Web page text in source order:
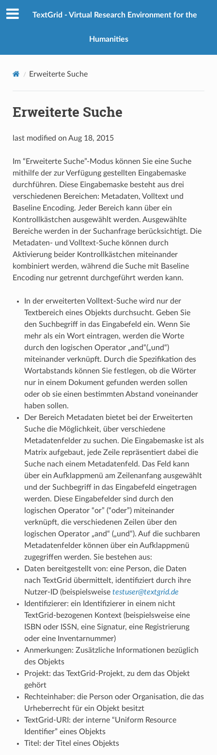
TextGrid - Virtual Research Environment for the
Humanities
Erweiterte Suche
Erweiterte Suche
last modified on Aug 18, 2015
Im “Erweiterte Suche”-Modus können Sie eine Suche
mithilfe der zur Verfügung gestellten Eingabemaske
durchführen. Diese Eingabemaske besteht aus drei
verschiedenen Bereichen: Metadaten, Volltext und
Baseline Encoding. Jeder Bereich kann über ein
Kontrollkästchen ausgewählt werden. Ausgewählte
Bereiche werden in der Suchanfrage berücksichtigt. Die
Metadaten- und Volltext-Suche können durch
Aktivierung beider Kontrollkästchen miteinander
kombiniert werden, während die Suche mit Baseline
Encoding nur getrennt durchgeführt werden kann.
In der erweiterten Volltext-Suche wird nur der
Textbereich eines Objekts durchsucht. Geben Sie
den Suchbegriff in das Eingabefeld ein. Wenn Sie
mehr als ein Wort eintragen, werden die Worte
durch den logischen Operator „and“(„und“)
miteinander verknüpft. Durch die Spezifikation des
Wortabstands können Sie festlegen, ob die Wörter
nur in einem Dokument gefunden werden sollen
oder ob sie einen bestimmten Abstand voneinander
haben sollen.
Der Bereich Metadaten bietet bei der Erweiterten
Suche die Möglichkeit, über verschiedene
Metadatenfelder zu suchen. Die Eingabemaske ist als
Matrix aufgebaut, jede Zeile repräsentiert dabei die
Suche nach einem Metadatenfeld. Das Feld kann
über ein Aufklappmenü am Zeilenanfang ausgewählt
und der Suchbegriff in das Eingabefeld eingetragen
werden. Diese Eingabefelder sind durch den
logischen Operator “or” (“oder”) miteinander
verknüpft, die verschiedenen Zeilen über den
logischen Operator „and“ („und“). Auf die suchbaren
Metadatenfelder können über ein Aufklappmenü
zugegriffen werden. Sie bestehen aus:
Daten bereitgestellt von: eine Person, die Daten
nach TextGrid übermittelt, identifiziert durch ihre
Nutzer-ID (beispielsweise testuser@textgrid.de
Identifizierer: ein Identifizierer in einem nicht
TextGrid-bezogenen Kontext (beispielsweise eine
ISBN oder ISSN, eine Signatur, eine Registrierung
oder eine Inventarnummer)
Anmerkungen: Zusätzliche Informationen bezüglich
des Objekts
Projekt: das TextGrid-Projekt, zu dem das Objekt
gehört
Rechteinhaber: die Person oder Organisation, die das
Urheberrecht für ein Objekt besitzt
TextGrid-URI: der interne “Uniform Resource
Identifier” eines Objekts
Titel: der Titel eines Objekts